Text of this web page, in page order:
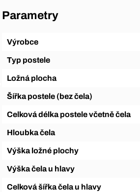
Parametry
Výrobce
Typ postele
Ložná plocha
Šířka postele (bez čela)
Celková délka postele včetně čela
Hloubka čela
Výška ložné plochy
Výška čela u hlavy
Celková šířka čela u hlavy